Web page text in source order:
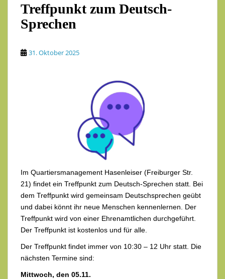
Treffpunkt zum Deutsch-
Sprechen
31. Oktober 2025
Im Quartiersmanagement Hasenleiser (Freiburger Str.
21) findet ein Treffpunkt zum Deutsch-Sprechen statt. Bei
dem Treffpunkt wird gemeinsam Deutschsprechen geübt
und dabei könnt ihr neue Menschen kennenlernen. Der
Treffpunkt wird von einer Ehrenamtlichen durchgeführt.
Der Treffpunkt ist kostenlos und für alle.
Der Treffpunkt findet immer von 10:30 – 12 Uhr statt. Die
nächsten Termine sind:
Mittwoch, den 05.11.